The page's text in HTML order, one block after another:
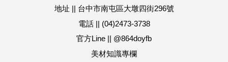
地址 || 台中市南屯區大墩四街296號
電話 || (04)2473-3738
官方Line || @864doyfb
美材知識專欄